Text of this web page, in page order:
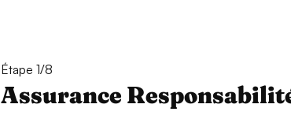
Étape 1/8
Assurance